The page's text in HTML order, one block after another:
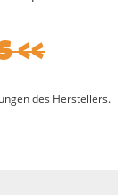
<<
des Herstellers.